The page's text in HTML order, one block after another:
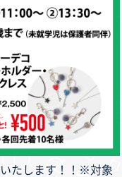
たします！！※対象